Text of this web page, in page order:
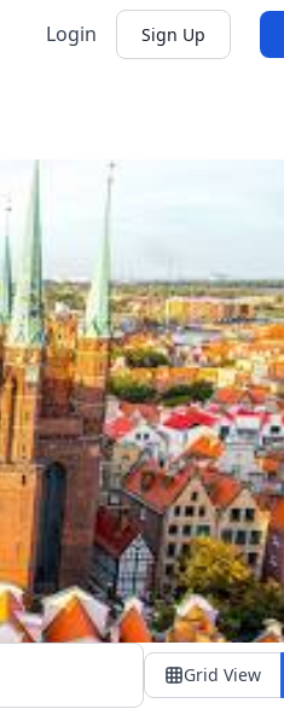
Login Sign Up
Grid View